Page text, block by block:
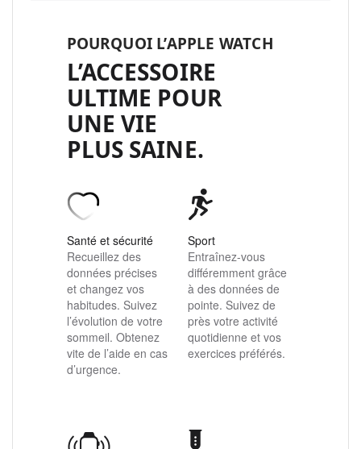
POURQUOI L’APPLE WATCH
L’ACCESSOIRE
ULTIME POUR
UNE VIE
PLUS SAINE.
Santé et sécurité
Recueillez des
données précises
et changez vos
habitudes. Suivez
l’évolution de votre
sommeil. Obtenez
vite de l’aide en cas
d’urgence.
Sport
Entraînez-vous
différemment grâce
à des données de
pointe. Suivez de
près votre activité
quotidienne et vos
exercices préférés.